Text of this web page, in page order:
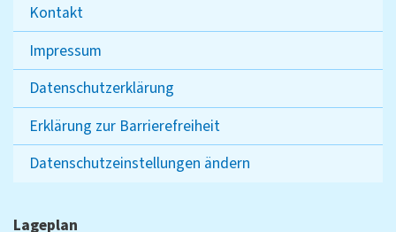
Kontakt
Impressum
Datenschutzerklärung
Erklärung zur Barrierefreiheit
Datenschutzeinstellungen ändern
Lageplan